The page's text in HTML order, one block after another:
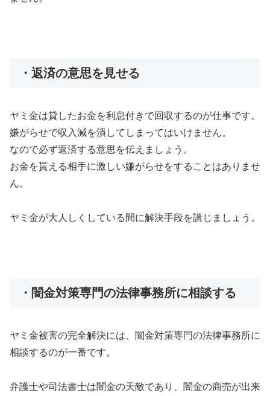
・返済の意思を見せる
ヤミ金は貸したお金を利息付きで回収するのが仕事です。
嫌がらせで収入減を潰してしまってはいけません。
なので必ず返済する意思を伝えましょう。
お金を貰える相手に激しい嫌がらせをすることはありませ
ん。
ヤミ金が大人しくしている間に解決手段を講じましょう。
・闇金対策専門の法律事務所に相談する
ヤミ金被害の完全解決には、闇金対策専門の法律事務所に
相談するのが一番です。
弁護士や司法書士は闇金の天敵であり、闇金の商売が出来